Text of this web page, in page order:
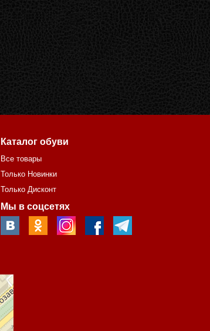
Каталог обуви
Все товары
Только Новинки
Только Дисконт
Мы в соцсетях